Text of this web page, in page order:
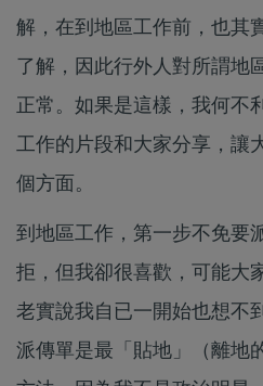
解，在到地區工作前，也其
了解，因此行外人對所謂地
正常。如果是這樣，我何不
工作的片段和大家分享，讓
個方面。
到地區工作，第一步不免要
拒，但我卻很喜歡，可能大
老實說我自已一開始也想不
派傳單是最「貼地」（離地